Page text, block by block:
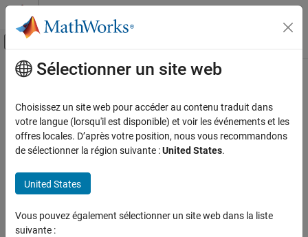
Passer au contenu
Activer/désactiver l'affichage du menu
Accueil de la documentation
Contenu principal
How useful was this information?
Sélectionner un site web
Choisissez un site web pour accéder au contenu traduit dans
votre langue (lorsqu'il est disponible) et voir les événements et les
offres locales. D’après votre position, nous vous recommandons
de sélectionner la région suivante :United States.
United States
Vous pouvez également sélectionner un site web dans la liste
suivante :